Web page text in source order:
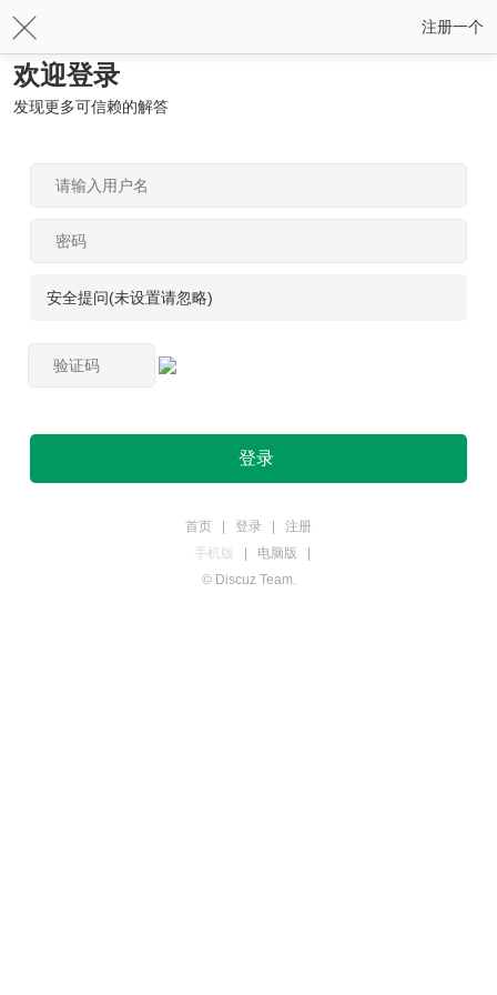
注册一个
欢迎登录
发现更多可信赖的解答
安全提问(未设置请忽略)
登录
首页 登录
注册
手机版
电脑版
© Discuz Team.